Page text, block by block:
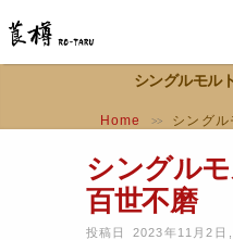
シングルモル
Home >> シング
シングル
百世不磨
投稿日 2023年11月2日